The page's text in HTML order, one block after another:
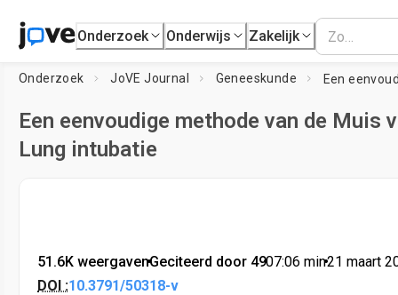
Onderzoek Onderwijs Zakelijk
Onderzoek JoVE Journal Geneeskunde
Een eenvoudige methode van de Muis
Lung intubatie
51.6K weergaven•Geciteerd door 49•07:06 min•21 maart
DOI :10.3791/50318-v